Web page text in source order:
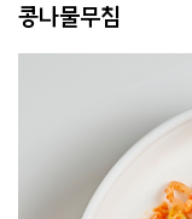
콩나물무침